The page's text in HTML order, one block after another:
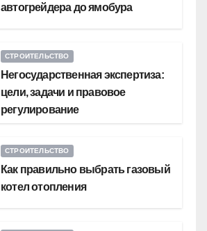
автогрейдера до ямобура
СТРОИТЕЛЬСТВО
Негосударственная экспертиза:
цели, задачи и правовое
регулирование
СТРОИТЕЛЬСТВО
Как правильно выбрать газовый
котел отопления